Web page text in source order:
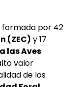
formada por 42
(ZEC) y 17
las Aves
valor
de los